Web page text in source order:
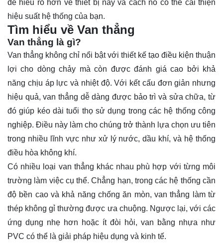
để hiểu rõ hơn về thiết bị này và cách nó có thể cải thiện
hiệu suất hệ thống của bạn.
Tìm hiểu về Van thẳng
Van thẳng là gì?
Van thẳng không chỉ nổi bật với thiết kế tạo điều kiện thuận
lợi cho dòng chảy mà còn được đánh giá cao bởi khả
năng chịu áp lực và nhiệt độ. Với kết cấu đơn giản nhưng
hiệu quả, van thẳng dễ dàng được bảo trì và sửa chữa, từ
đó giúp kéo dài tuổi thọ sử dụng trong các hệ thống công
nghiệp. Điều này làm cho chúng trở thành lựa chọn ưu tiên
trong nhiều lĩnh vực như xử lý nước, dầu khí, và hệ thống
điều hòa không khí.
Có nhiều loại van thẳng khác nhau phù hợp với từng môi
trường làm việc cụ thể. Chẳng hạn, trong các hệ thống cần
độ bền cao và khả năng chống ăn mòn, van thẳng làm từ
thép không gỉ thường được ưa chuộng. Ngược lại, với các
ứng dụng nhẹ hơn hoặc ít đòi hỏi, van bằng nhựa như
PVC có thể là giải pháp hiệu dụng và kinh tế.